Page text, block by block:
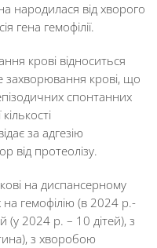
народилася від хворого
гена гемофілії.
крові відноситься
захворювання крові, що
спонтанних
за адгезію
від протеолізу.
на диспансерному
на гемофілію (в 2024 р.-
(у 2024 р. – 10 дітей), з
з хворобою